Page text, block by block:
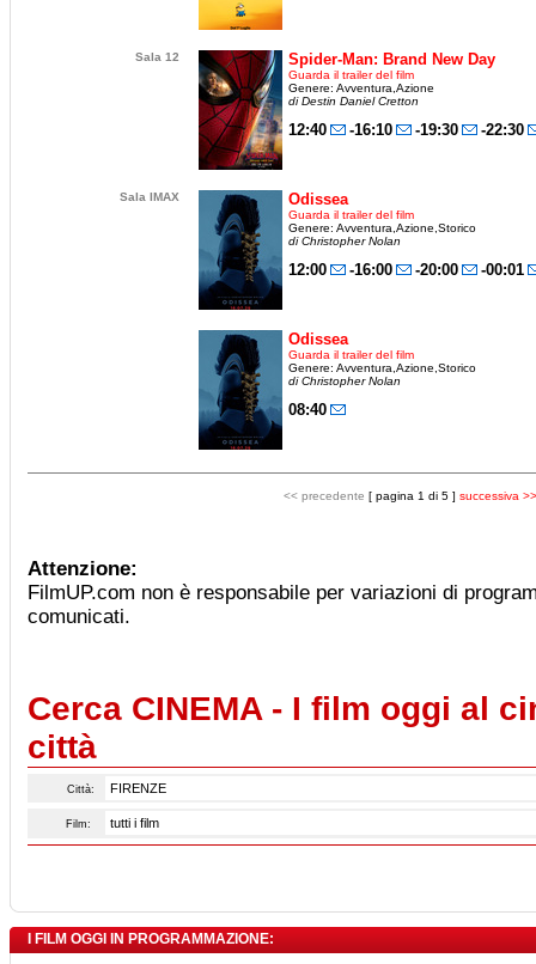
Sala 12 Spider-Man: Brand New Day
Guarda il trailer del film
Genere: Avventura,Azione
di Destin Daniel Cretton
12:40 -16:10 -19:30 -22:30
Sala IMAX Odissea
Guarda il trailer del film
Genere: Avventura,Azione,Storico
di Christopher Nolan
12:00 -16:00 -20:00 -00:01
Odissea
Guarda il trailer del film
Genere: Avventura,Azione,Storico
di Christopher Nolan
08:40
<< precedente [ pagina 1 di 5 ] successiva >>
Attenzione:
FilmUP.com non è responsabile per variazioni di
comunicati.
Cerca CINEMA - I film oggi al
città
Città:
Film:
I FILM OGGI IN PROGRAMMAZIONE: